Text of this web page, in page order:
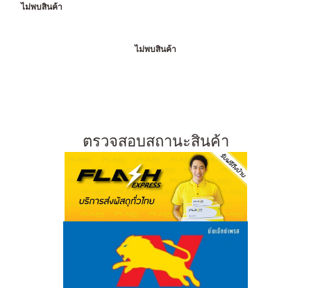
ไม่พบสินค้า
ไม่พบสินค้า
ตรวจสอบสถานะสินค้า